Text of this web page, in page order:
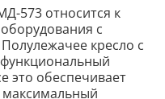
573 относится к
с
кресло с
это обеспечивает
максимальный